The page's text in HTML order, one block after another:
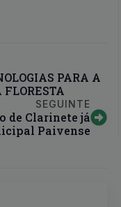
PARA A
FLORESTA
SEGUINTE
de Clarinete já
Paivense